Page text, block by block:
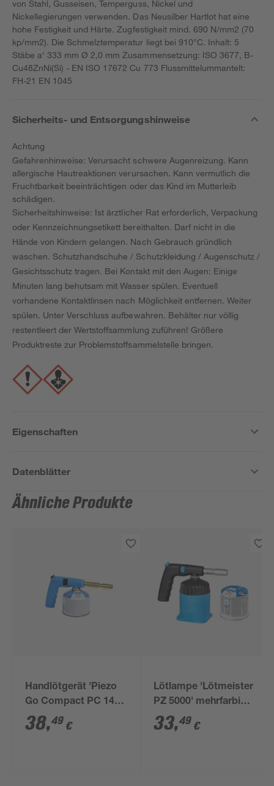
von Stahl, Gusseisen, Temperguss, Nickel und
Nickellegierungen verwenden. Das Neusilber Hartlot hat eine
hohe Festigkeit und Härte. Zugfestigkeit mind. 690 N/mm2 (70
kp/mm2). Die Schmelztemperatur liegt bei 910°C. Inhalt: 5
Stäbe a‘ 333 mm Ø 2,0 mm Zusammensetzung: ISO 3677, B-
Cu48ZnNi(Si) - EN ISO 17672 Cu 773 Flussmittelummantelt:
FH-21 EN 1045
Sicherheits- und Entsorgungshinweise
Achtung
Gefahrenhinweise: Verursacht schwere Augenreizung. Kann
allergische Hautreaktionen verursachen. Kann vermutlich die
Fruchtbarkeit beeinträchtigen oder das Kind im Mutterleib
schädigen.
Sicherheitshinweise: Ist ärztlicher Rat erforderlich, Verpackung
oder Kennzeichnungsetikett bereithalten. Darf nicht in die
Hände von Kindern gelangen. Nach Gebrauch gründlich
waschen. Schutzhandschuhe / Schutzkleidung / Augenschutz /
Gesichtsschutz tragen. Bei Kontakt mit den Augen: Einige
Minuten lang behutsam mit Wasser spülen. Eventuell
vorhandene Kontaktlinsen nach Möglichkeit entfernen. Weiter
spülen. Unter Verschluss aufbewahren. Behälter nur völlig
restentleert der Wertstoffsammlung zuführen! Größere
Produktreste zur Problemstoffsammelstelle bringen.
Eigenschaften
Datenblätter
Ähnliche Produkte
Handlötgerät 'Piezo
Go Compact PC 140'
blau/gold 730 °C
38,49 €
Lötlampe 'Lötmeister
PZ 5000' mehrfarbig
730 °C
33,49 €